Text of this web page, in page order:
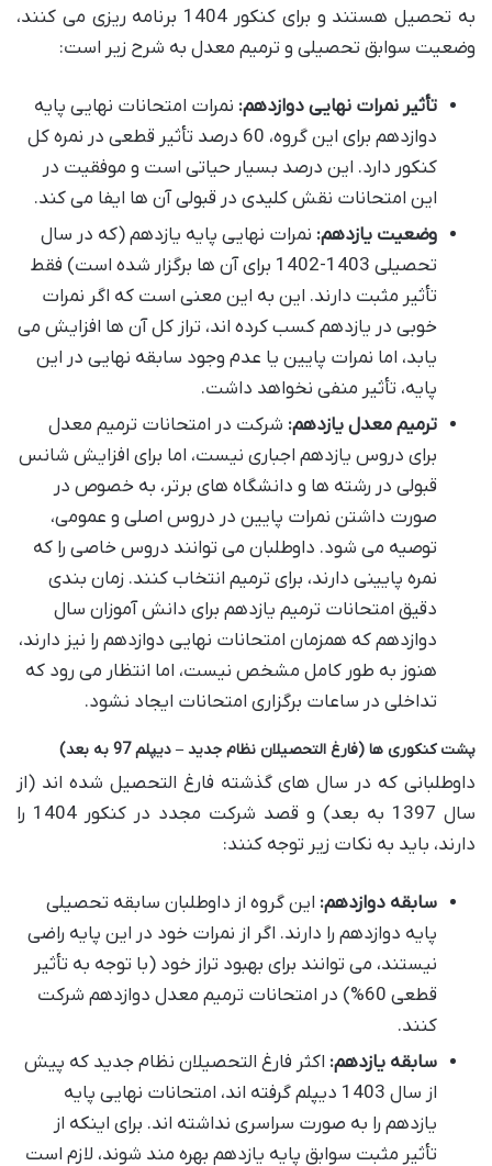
به تحصیل هستند و برای کنکور 1404 برنامه ریزی می کنند،
وضعیت سوابق تحصیلی و ترمیم معدل به شرح زیر است:
تأثیر نمرات نهایی دوازدهم: نمرات امتحانات نهایی پایه
دوازدهم برای این گروه، 60 درصد تأثیر قطعی در نمره کل
کنکور دارد. این درصد بسیار حیاتی است و موفقیت در
این امتحانات نقش کلیدی در قبولی آن ها ایفا می کند.
وضعیت یازدهم: نمرات نهایی پایه یازدهم (که در سال
تحصیلی 1403-1402 برای آن ها برگزار شده است) فقط
تأثیر مثبت دارند. این به این معنی است که اگر نمرات
خوبی در یازدهم کسب کرده اند، تراز کل آن ها افزایش می
یابد، اما نمرات پایین یا عدم وجود سابقه نهایی در این
پایه، تأثیر منفی نخواهد داشت.
ترمیم معدل یازدهم: شرکت در امتحانات ترمیم معدل
برای دروس یازدهم اجباری نیست، اما برای افزایش شانس
قبولی در رشته ها و دانشگاه های برتر، به خصوص در
صورت داشتن نمرات پایین در دروس اصلی و عمومی،
توصیه می شود. داوطلبان می توانند دروس خاصی را که
نمره پایینی دارند، برای ترمیم انتخاب کنند. زمان بندی
دقیق امتحانات ترمیم یازدهم برای دانش آموزان سال
دوازدهم که همزمان امتحانات نهایی دوازدهم را نیز دارند،
هنوز به طور کامل مشخص نیست، اما انتظار می رود که
تداخلی در ساعات برگزاری امتحانات ایجاد نشود.
پشت کنکوری ها (فارغ التحصیلان نظام جدید – دیپلم 97 به بعد)
داوطلبانی که در سال های گذشته فارغ التحصیل شده اند (از
سال 1397 به بعد) و قصد شرکت مجدد در کنکور 1404 را
دارند، باید به نکات زیر توجه کنند:
سابقه دوازدهم: این گروه از داوطلبان سابقه تحصیلی
پایه دوازدهم را دارند. اگر از نمرات خود در این پایه راضی
نیستند، می توانند برای بهبود تراز خود (با توجه به تأثیر
قطعی 60%) در امتحانات ترمیم معدل دوازدهم شرکت
کنند.
سابقه یازدهم: اکثر فارغ التحصیلان نظام جدید که پیش
از سال 1403 دیپلم گرفته اند، امتحانات نهایی پایه
یازدهم را به صورت سراسری نداشته اند. برای اینکه از
تأثیر مثبت سوابق پایه یازدهم بهره مند شوند، لازم است